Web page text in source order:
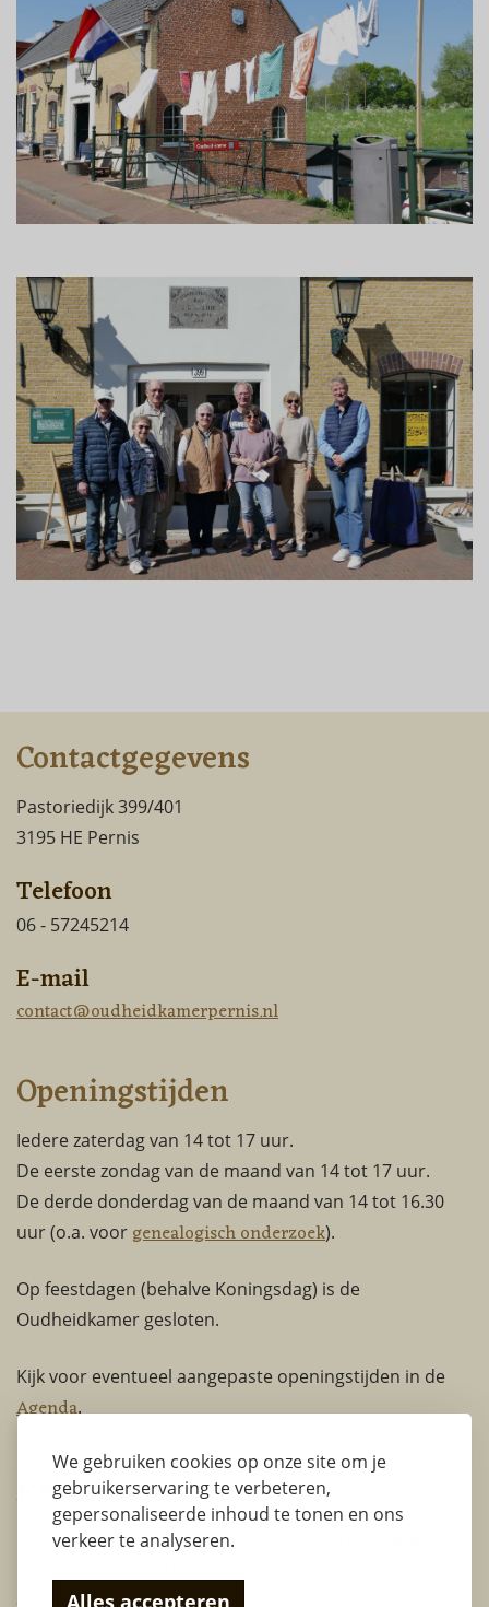
We gebruiken cookies op onze site om je
gebruikerservaring te verbeteren,
gepersonaliseerde inhoud te tonen en ons
verkeer te analyseren.
Alles accepteren
Contactgegevens
Pastoriedijk 399/401
3195 HE Pernis
Telefoon
06 - 57245214
E-mail
contact@oudheidkamerpernis.nl
Openingstijden
Iedere zaterdag van 14 tot 17 uur.
De eerste zondag van de maand van 14 tot 17 uur.
De derde donderdag van de maand van 14 tot 16.30
uur (o.a. voor genealogisch onderzoek).
Op feestdagen (behalve Koningsdag) is de
Oudheidkamer gesloten.
Kijk voor eventueel aangepaste openingstijden in de
Agenda.
Rekeningnummer
NL65RABO0353222445 t.n.v. Stichting Oudheidkamer
804240528.